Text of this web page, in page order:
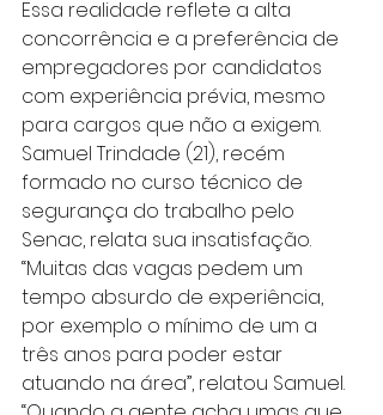
Essa realidade reflete a alta
concorrência e a preferência de
empregadores por candidatos
com experiência prévia, mesmo
para cargos que não a exigem.
Samuel Trindade (21), recém
formado no curso técnico de
segurança do trabalho pelo
Senac, relata sua insatisfação.
“Muitas das vagas pedem um
tempo absurdo de experiência,
por exemplo o mínimo de um a
três anos para poder estar
atuando na área”, relatou Samuel.